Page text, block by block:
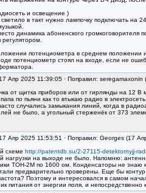
и освещение )
в такт нужно лампочку подключать на
динамика абоненского громкоговорителя
регулятором.
потенциометра в среднем положении
потенциометр стоял на входе, если не
Апр 2025 11:39:05 · Поправил:
от щитка приборов или от гирлянды на 12
по пьяни как то втыкаю радио в
случались замыкания линий, когда в
не было, а угольный стерженёк от 373
Апр 2025 11:53:51 · Поправил: Georges (17
схеме http://patentdb.su/2-27115-detektornyjj-
нагрузки на выходе не было. Напомню:
ТОН-2М по 1600 ом. Конденсаторы не знаю
предварительно проверены. Еще бы
Поэтому и интересовался в самом
питания от энергии поля, и